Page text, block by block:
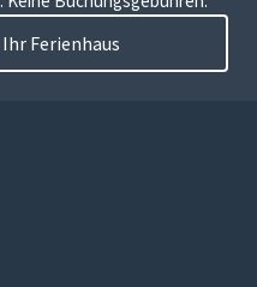
Ferienhaus